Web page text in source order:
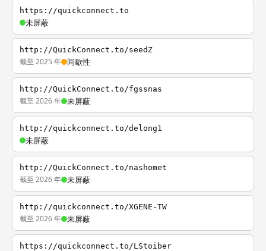
https://quickconnect.to
未屏蔽
http://QuickConnect.to/seedZ
截至 2025 年 间歇性
http://QuickConnect.to/fgssnas
截至 2026 年 未屏蔽
http://quickconnect.to/delong1
未屏蔽
http://QuickConnect.to/nashomet
截至 2026 年 未屏蔽
http://quickconnect.to/XGENE-TW
截至 2026 年 未屏蔽
https://quickconnect.to/LStoiber